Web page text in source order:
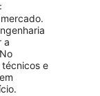
a
técnicos e